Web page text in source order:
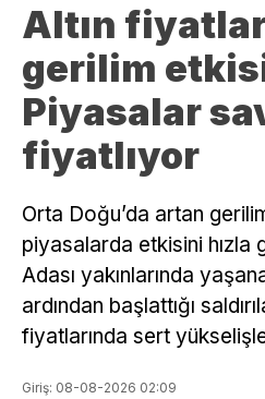
Altın
gerilim
Piyasalar
fiyatlıyor
Orta Doğu’da artan
piyasalarda etkisini hızla
Adası yakınlarında
ardından başlattığı
fiyatlarında sert
Giriş: 08-08-2026 02:09